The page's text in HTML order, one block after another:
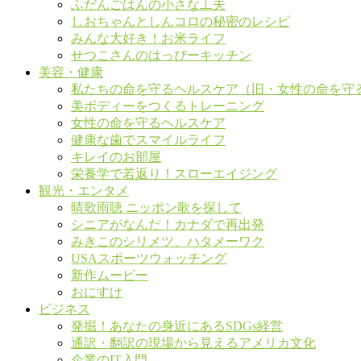
ふだんごはんの小さな工夫
しおちゃんとしんコロの秘密のレシピ
みんな大好き！お米ライフ
せつこさんのはっぴーキッチン
美容・健康
私たちの命を守るヘルスケア（旧・女性の命を守
美ボディーをつくるトレーニング
女性の命を守るヘルスケア
健康な歯でスマイルライフ
キレイのお部屋
栄養学で若返り！スローエイジング
観光・エンタメ
晴歌雨聴 ニッポン歌を探して
シニアがなんだ！カナダで再出発
みきこのシリメツ、ハタメーワク
USAスポーツウォッチング
新作ムービー
おにすけ
ビジネス
発掘！あなたの身近にあるSDGs経営
通訳・翻訳の現場から見えるアメリカ文化